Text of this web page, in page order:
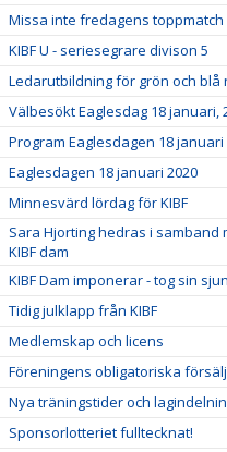
Missa inte fredagens toppmatch
KIBF U - seriesegrare divison 5
Ledarutbildning för grön och blå
Välbesökt Eaglesdag 18 januari,
Program Eaglesdagen 18 januari
Eaglesdagen 18 januari 2020
Minnesvärd lördag för KIBF
Sara Hjorting hedras i
KIBF dam
KIBF Dam imponerar - tog sin
Tidig julklapp från KIBF
Medlemskap och licens
Föreningens obligatoriska
Nya träningstider och
Sponsorlotteriet fulltecknat!